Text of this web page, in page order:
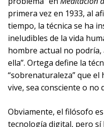
primera vez en 1933, al
tiempo, la técnica se ha
ineludibles de la vida
hombre actual no
ella”. Ortega define la
“sobrenaturaleza” que el
vive, sea consciente o no
Obviamente, el filósofo
tecnología digital, pero